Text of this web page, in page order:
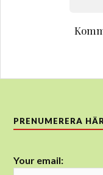
PRENUMERERA HÄR
Your email: